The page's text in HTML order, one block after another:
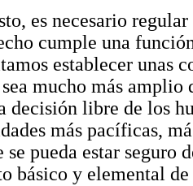
es necesario
cumple una
establecer unas
mucho más amplio
decisión libre de los
más pacíficas,
se pueda estar seguro
básico y elemental